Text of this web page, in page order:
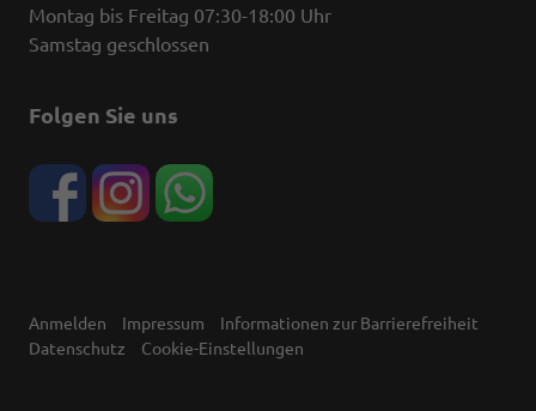
Montag bis Freitag 07:30-18:00 Uhr
Samstag geschlossen
Folgen Sie uns
Anmelden Impressum
Informationen zur Barrierefreiheit
Datenschutz
Cookie-Einstellungen